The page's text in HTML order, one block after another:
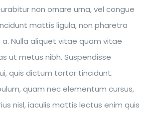
non ornare urna, vel congue
mattis ligula, non pharetra
Nulla aliquet vitae quam vitae
ut metus nibh. Suspendisse
quis dictum tortor tincidunt.
quam nec elementum cursus,
nisl, iaculis mattis lectus enim quis